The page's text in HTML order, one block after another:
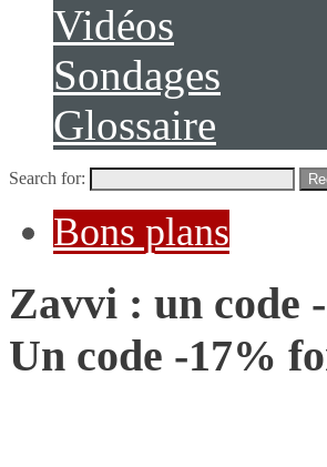
Vidéos
Sondages
Glossaire
Search for:
Bons plans
Zavvi : un code
Un code -17%